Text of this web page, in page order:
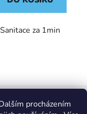
procházením
Sanitace za 1min